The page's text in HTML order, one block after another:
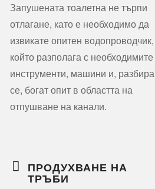
Запушената тоалетна не търпи
отлагане, като е необходимо да
извикате опитен водопроводчик,
който разполага с необходимите
инструменти, машини и, разбира
се, богат опит в областта на
отпушване на канали.
ПРОДУХВАНЕ НА
ТРЪБИ